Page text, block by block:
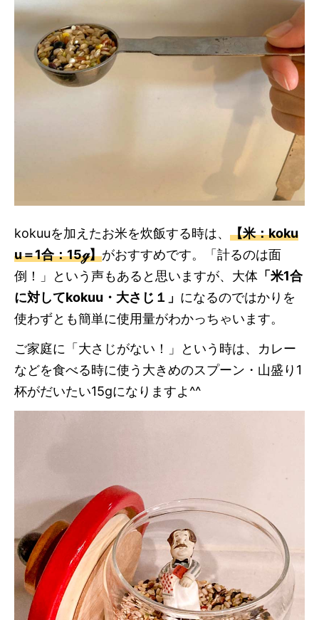
kokuuを加えたお米を炊飯する時は、 【米：koku
u＝1合：15ℊ】がおすすめです。「計るのは面
倒！」という声もあると思いますが、大体 「米1合
に対してkokuu・大さじ１」 になるのではかりを
使わずとも簡単に使用量がわかっちゃいます。
ご家庭に「大さじがない！」という時は、カレー
などを食べる時に使う大きめのスプーン・山盛り1
杯がだいたい15gになりますよ^^